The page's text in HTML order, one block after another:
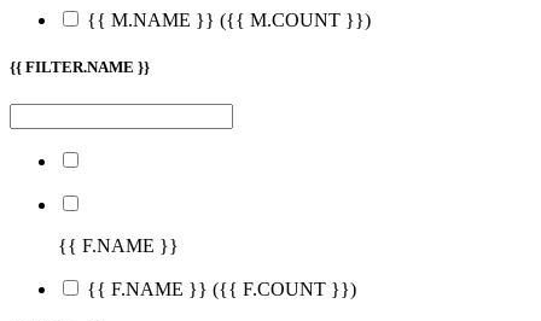
{{ M.NAME }} ({{ M.COUNT }})
{{ FILTER.NAME }}
{{ F.NAME }}
{{ F.NAME }} ({{ F.COUNT }})